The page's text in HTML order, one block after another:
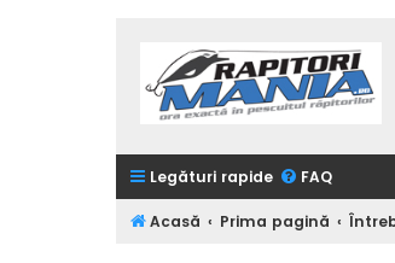
Legături rapide FAQ
Acasă Prima pagină